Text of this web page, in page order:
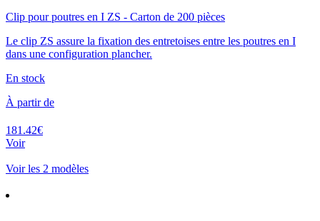
Clip pour poutres en I ZS - Carton de 200 pièces
Le clip ZS assure la fixation des entretoises entre les poutres en I
dans une configuration plancher.
En stock
À partir de
181.42€
Voir
Voir les 2 modèles